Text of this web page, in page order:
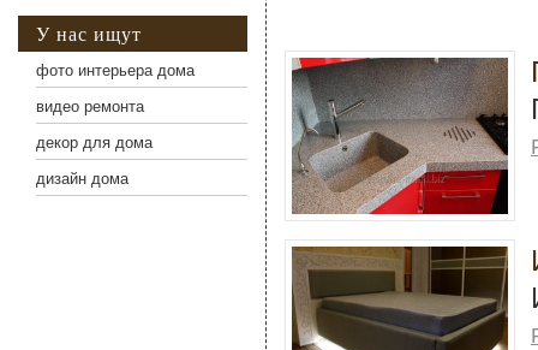
У нас ищут
фото интерьера дома
видео ремонта
декор для дома
дизайн дома